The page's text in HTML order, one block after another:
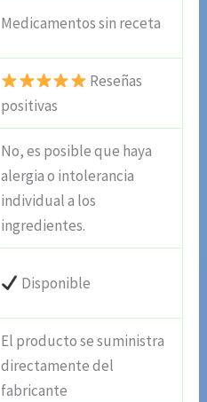
Medicamentos sin receta
Reseñas
positivas
No, es posible que haya
alergia o intolerancia
individual a los
ingredientes.
Disponible
El producto se suministra
directamente del
fabricante